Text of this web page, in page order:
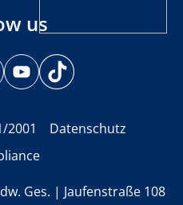
us
2001
Datenschutz
Ges. | Jaufenstraße 108